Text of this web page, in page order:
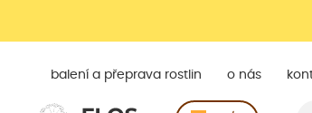
balení a přeprava rostlin o nás